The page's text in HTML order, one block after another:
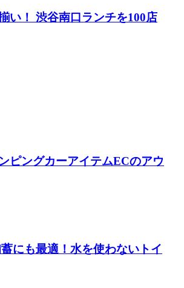
い！ 渋谷南口ランチを100店
ピングカーアイテムECのアウ
蓄にも最適！水を使わないトイ